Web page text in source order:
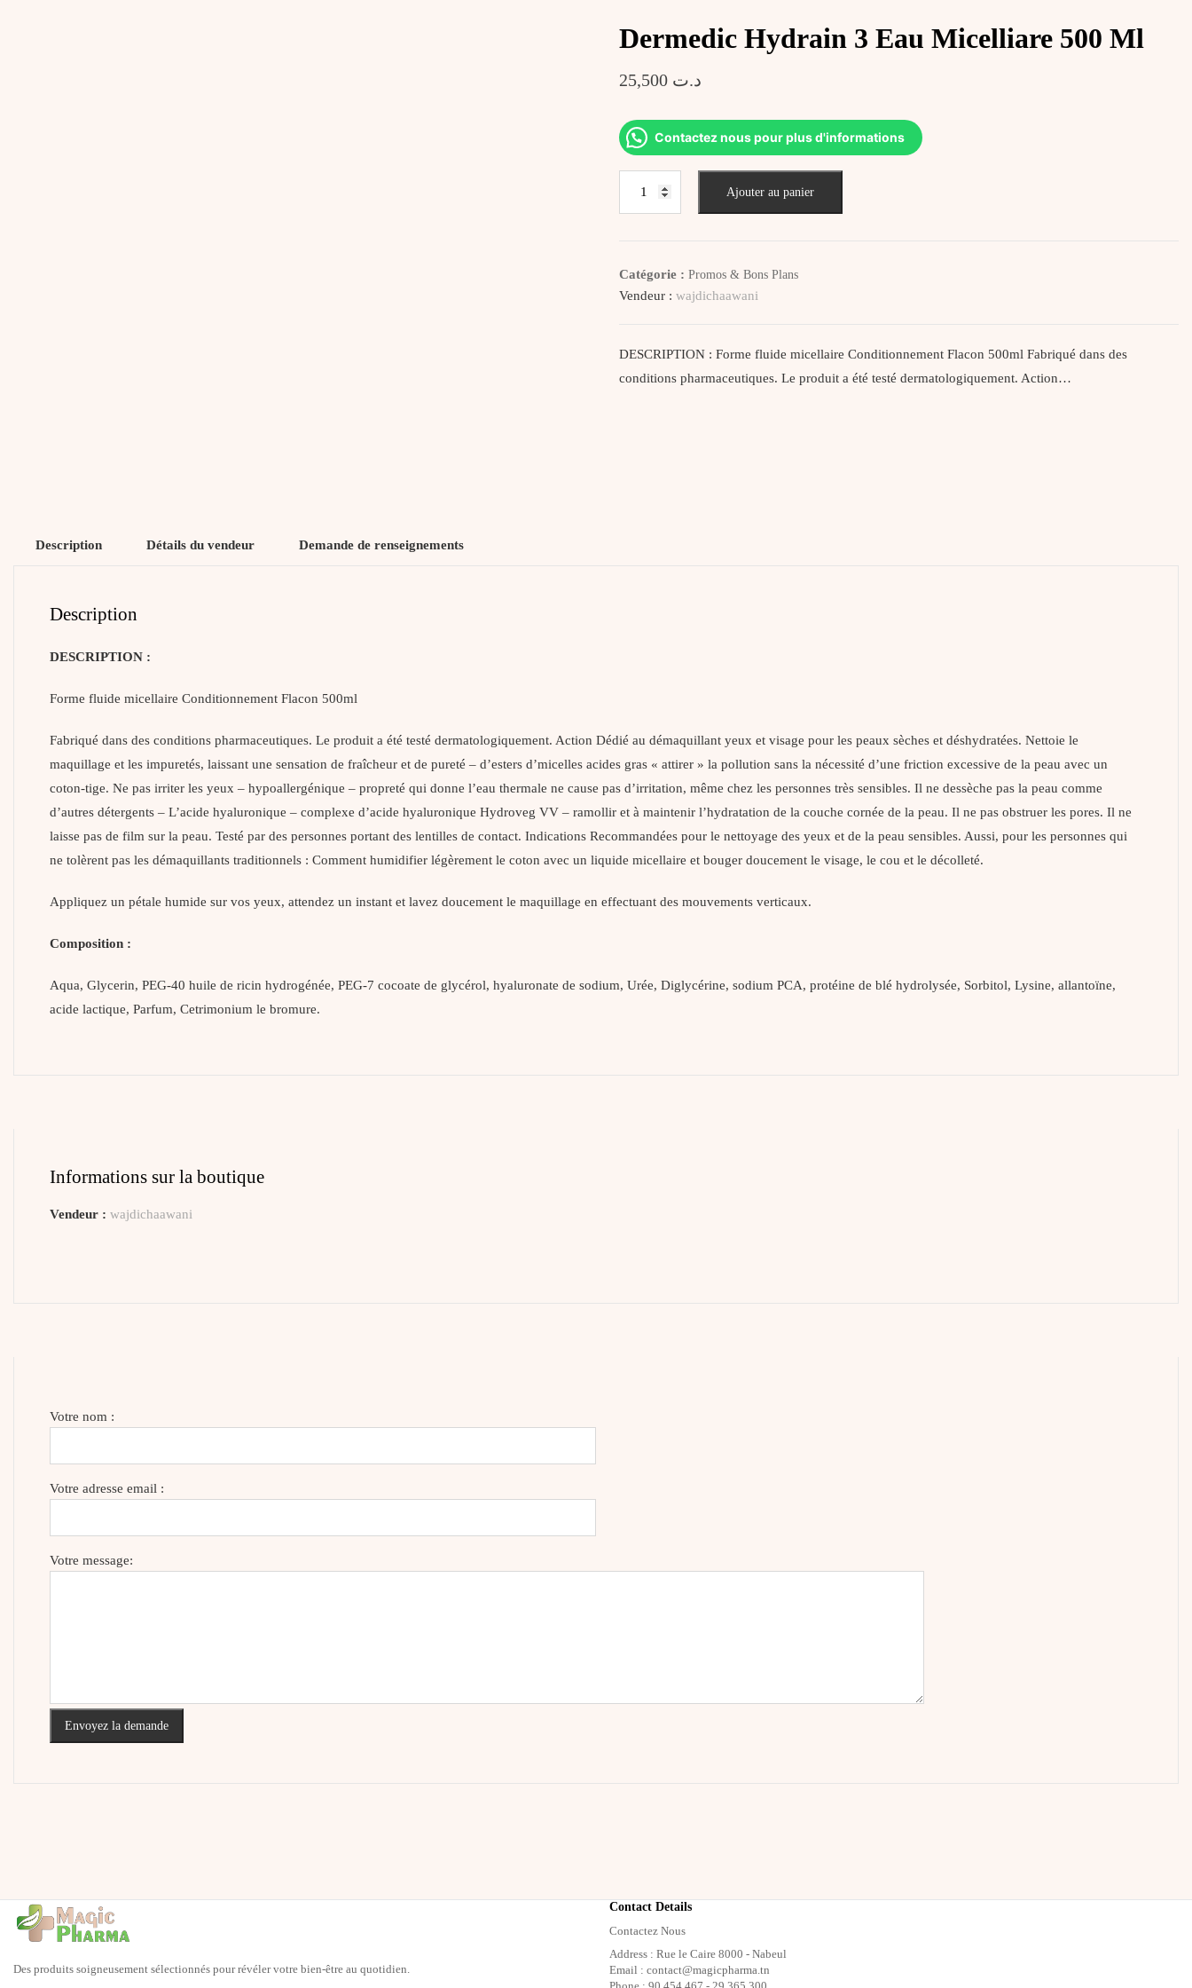
Dermedic Hydrain 3 Eau Micelliare 500 Ml
د.ت
Contactez nous pour plus d'informations
Ml
Ajouter au panier
Catégorie :Promos & Bons Plans
Vendeur :wajdichaawani
DESCRIPTION : Forme fluide micellaire Conditionnement Flacon 500ml Fabriqué dans des
conditions pharmaceutiques. Le produit a été testé dermatologiquement. Action…
Description Détails du vendeur Demande de renseignements
Description
DESCRIPTION :
Forme fluide micellaire Conditionnement Flacon 500ml
Fabriqué dans des conditions pharmaceutiques. Le produit a été testé dermatologiquement. Action Dédié au démaquillant yeux et visage pour les peaux sèches et déshydratées. Nettoie le
maquillage et les impuretés, laissant une sensation de fraîcheur et de pureté – d’esters d’micelles acides gras « attirer » la pollution sans la nécessité d’une friction excessive de la peau avec un
coton-tige. Ne pas irriter les yeux – hypoallergénique – propreté qui donne l’eau thermale ne cause pas d’irritation, même chez les personnes très sensibles. Il ne dessèche pas la peau comme
d’autres détergents – L’acide hyaluronique – complexe d’acide hyaluronique Hydroveg VV – ramollir et à maintenir l’hydratation de la couche cornée de la peau. Il ne pas obstruer les pores. Il ne
laisse pas de film sur la peau. Testé par des personnes portant des lentilles de contact. Indications Recommandées pour le nettoyage des yeux et de la peau sensibles. Aussi, pour les personnes qui
ne tolèrent pas les démaquillants traditionnels : Comment humidifier légèrement le coton avec un liquide micellaire et bouger doucement le visage, le cou et le décolleté.
Appliquez un pétale humide sur vos yeux, attendez un instant et lavez doucement le maquillage en effectuant des mouvements verticaux.
Composition :
Aqua, Glycerin, PEG-40 huile de ricin hydrogénée, PEG-7 cocoate de glycérol, hyaluronate de sodium, Urée, Diglycérine, sodium PCA, protéine de blé hydrolysée, Sorbitol, Lysine, allantoïne,
acide lactique, Parfum, Cetrimonium le bromure.
Informations sur la boutique
Vendeur : wajdichaawani
Votre nom :
Votre adresse email :
Votre message:
Envoyez la demande
Des produits soigneusement sélectionnés pour révéler votre bien-être au quotidien.
Contact Details
Contactez Nous
Address : Rue le Caire 8000 - Nabeul
Email : contact@magicpharma.tn